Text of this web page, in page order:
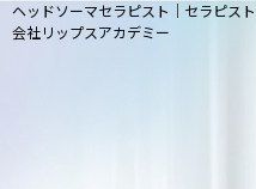
ヘッドソーマセラピスト｜セラピス
会社リップスアカデミー